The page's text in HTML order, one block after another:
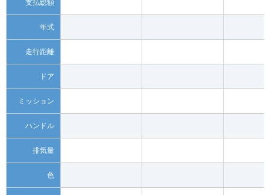
支払総額
年式
走行距離
ドア
ミッション
ハンドル
排気量
色